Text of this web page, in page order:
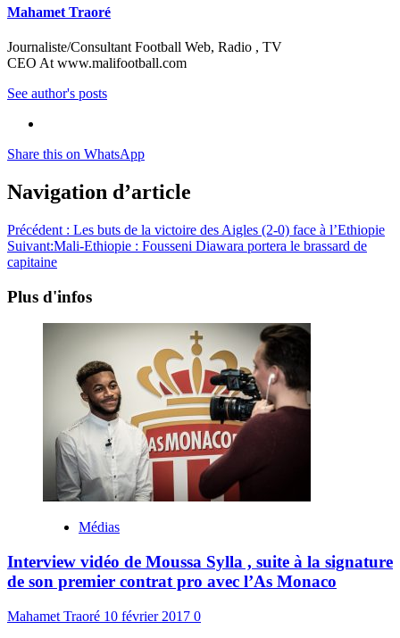
Mahamet Traoré
Journaliste/Consultant Football Web, Radio , TV
CEO At www.malifootball.com
See author's posts
Share this on WhatsApp
Navigation d’article
Précédent : Les buts de la victoire des Aigles (2-0) face à l’Ethiopie
Suivant:Mali-Ethiopie : Fousseni Diawara portera le brassard de
capitaine
Plus d'infos
Médias
Interview vidéo de Moussa Sylla , suite à la signature
de son premier contrat pro avec l’As Monaco
Mahamet Traoré 10 février 2017 0